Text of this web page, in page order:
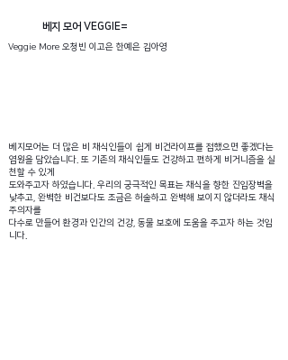
베지 모어 VEGGIE=
Veggie More 오청빈 이고은 한예은 김아영
베지모어는 더 많은 비 채식인들이 쉽게 비건라이프를 접했으면 좋겠다는
염원을 담았습니다. 또 기존의 채식인들도 건강하고 편하게 비거니즘을 실
천할 수 있게
도와주고자 하였습니다. 우리의 궁극적인 목표는 채식을 향한 진입장벽을
낮추고, 완벽한 비건보다도 조금은 허술하고 완벽해 보이지 않더라도 채식
주의자를
다수로 만들어 환경과 인간의 건강, 동물 보호에 도움을 주고자 하는 것입
니다.